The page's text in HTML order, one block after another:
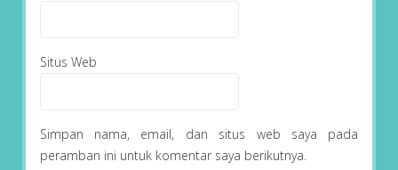
Situs Web
Simpan nama, email, dan situs web saya pada
peramban ini untuk komentar saya berikutnya.